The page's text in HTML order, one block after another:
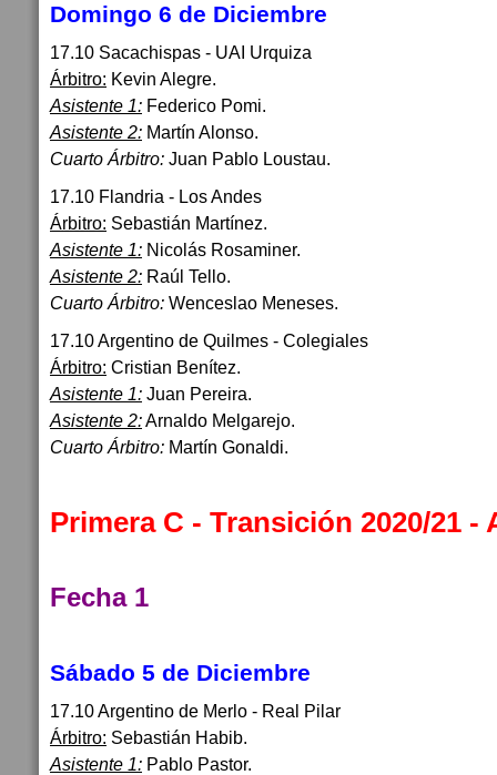
Domingo 6 de Diciembre
17.10 Sacachispas - UAI Urquiza
Árbitro: Kevin Alegre.
Asistente 1: Federico Pomi.
Asistente 2: Martín Alonso.
Cuarto Árbitro: Juan Pablo Loustau.
17.10 Flandria - Los Andes
Árbitro: Sebastián Martínez.
Asistente 1: Nicolás Rosaminer.
Asistente 2: Raúl Tello.
Cuarto Árbitro: Wenceslao Meneses.
17.10 Argentino de Quilmes - Colegiales
Árbitro: Cristian Benítez.
Asistente 1: Juan Pereira.
Asistente 2:Arnaldo Melgarejo.
Cuarto Árbitro: Martín Gonaldi.
Primera C - Transición 2020/21 -
Fecha 1
Sábado 5 de Diciembre
17.10 Argentino de Merlo - Real Pilar
Árbitro: Sebastián Habib.
Asistente 1: Pablo Pastor.